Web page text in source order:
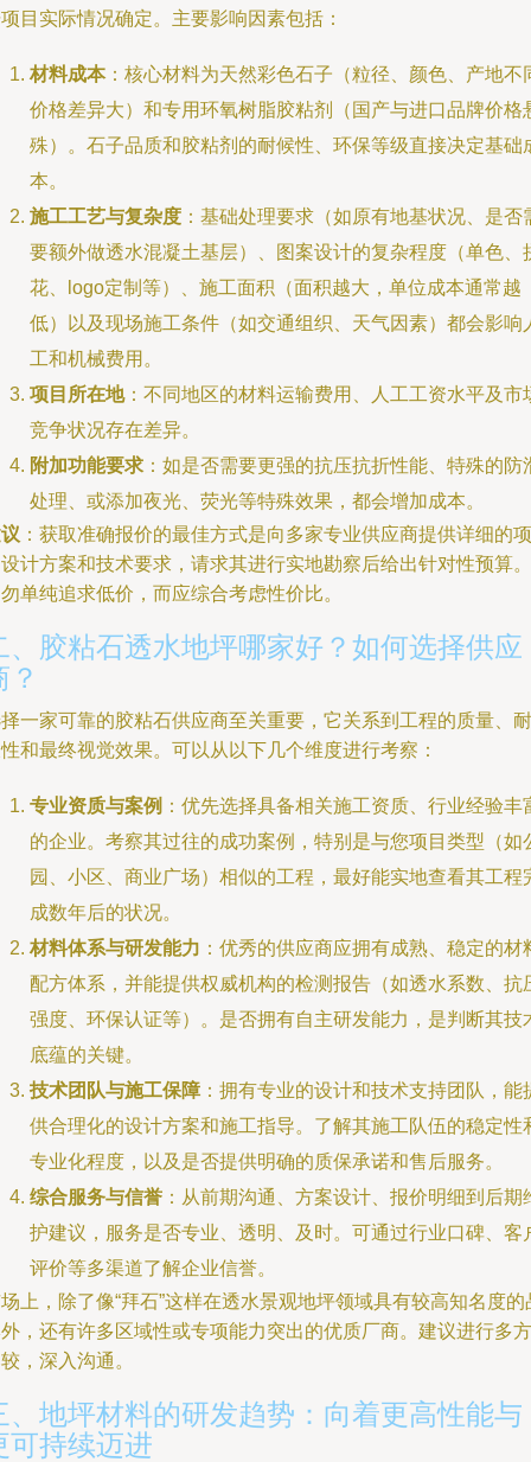
目实际情况确定。主要影响因素包括：
材料成本：核心材料为天然彩色石子（粒径、颜色、产地不
价格差异大）和专用环氧树脂胶粘剂（国产与进口品牌价格
殊）。石子品质和胶粘剂的耐候性、环保等级直接决定基础
本。
施工工艺与复杂度 ：基础处理要求（如原有地基状况、是否
要额外做透水混凝土基层）、图案设计的复杂程度（单色、
花、logo定制等）、施工面积（面积越大，单位成本通常越
低）以及现场施工条件（如交通组织、天气因素）都会影响
工和机械费用。
项目所在地：不同地区的材料运输费用、人工工资水平及市
竞争状况存在差异。
附加功能要求 ：如是否需要更强的抗压抗折性能、特殊的防
处理、或添加夜光、荧光等特殊效果，都会增加成本。
：获取准确报价的最佳方式是向多家专业供应商提供详细的项
计方案和技术要求，请求其进行实地勘察后给出针对性预算。
单纯追求低价，而应综合考虑性价比。
、胶粘石透水地坪哪家好？如何选择供应
？
一家可靠的胶粘石供应商至关重要，它关系到工程的质量、耐
和最终视觉效果。可以从以下几个维度进行考察：
专业资质与案例 ：优先选择具备相关施工资质、行业经验丰
的企业。考察其过往的成功案例，特别是与您项目类型（如
园、小区、商业广场）相似的工程，最好能实地查看其工程
成数年后的状况。
材料体系与研发能力 ：优秀的供应商应拥有成熟、稳定的材
配方体系，并能提供权威机构的检测报告（如透水系数、抗
强度、环保认证等）。是否拥有自主研发能力，是判断其技
底蕴的关键。
技术团队与施工保障 ：拥有专业的设计和技术支持团队，能
供合理化的设计方案和施工指导。了解其施工队伍的稳定性
专业化程度，以及是否提供明确的质保承诺和售后服务。
综合服务与信誉 ：从前期沟通、方案设计、报价明细到后期
护建议，服务是否专业、透明、及时。可通过行业口碑、客
评价等多渠道了解企业信誉。
上，除了像“拜石”这样在透水景观地坪领域具有较高知名度的
，还有许多区域性或专项能力突出的优质厂商。建议进行多方
，深入沟通。
、地坪材料的研发趋势：向着更高性能与
可持续迈进